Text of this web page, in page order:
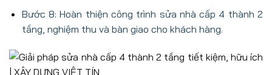
Bước 8: Hoàn thiện công trình sửa nhà cấp 4 thành 2
tầng, nghiệm thu và bàn giao cho khách hàng.